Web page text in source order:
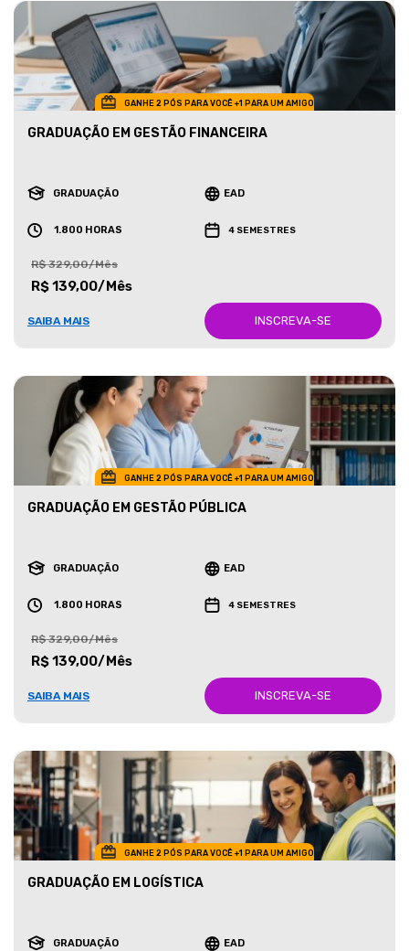
GANHE 2 PÓS PARA VOCÊ +1 PARA UM AMIGO
GRADUAÇÃO EM GESTÃO FINANCEIRA
GRADUAÇÃO EAD
1.800 HORAS 4 SEMESTRES
R$ 329,00/Mês
R$ 139,00/Mês
SAIBA MAIS INSCREVA-SE
GANHE 2 PÓS PARA VOCÊ +1 PARA UM AMIGO
GRADUAÇÃO EM GESTÃO PÚBLICA
GRADUAÇÃO EAD
1.800 HORAS 4 SEMESTRES
R$ 329,00/Mês
R$ 139,00/Mês
SAIBA MAIS INSCREVA-SE
GANHE 2 PÓS PARA VOCÊ +1 PARA UM AMIGO
GRADUAÇÃO EM LOGÍSTICA
GRADUAÇÃO EAD